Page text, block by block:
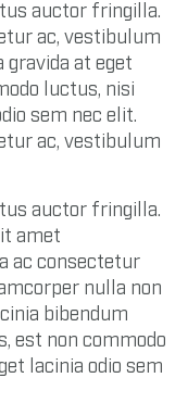
auctor fringilla.
ac, vestibulum
gravida at eget
luctus, nisi
sem nec elit.
ac, vestibulum
auctor fringilla.
amet
ac consectetur
nulla non
bibendum
est non commodo
lacinia odio sem